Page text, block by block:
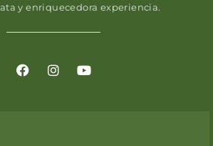
y enriquecedora experiencia.